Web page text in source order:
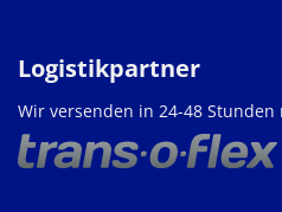
Logistikpartner
Wir versenden in 24-48